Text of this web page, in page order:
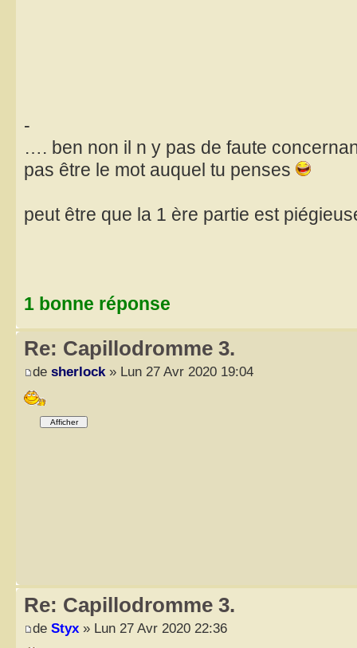
-
…. ben non il n y pas de faute
pas être le mot auquel tu penses
peut être que la 1 ère partie est
1 bonne réponse
Re: Capillodromme 3.
de sherlock» Lun 27 Avr 2020 19:04
Re: Capillodromme 3.
de Styx » Lun 27 Avr 2020 22:36